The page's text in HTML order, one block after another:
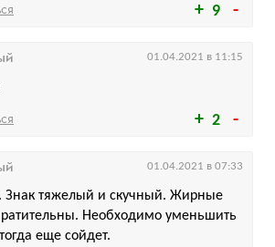
9
2
01.04.2021 в 11:15
Знак тяжелый и скучный. Жирные
Необходимо уменьшить
еще сойдет.
01.04.2021 в 07:33